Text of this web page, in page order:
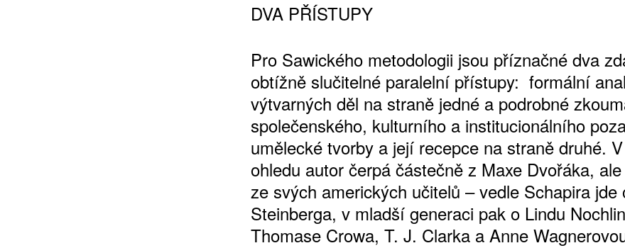
DVA PŘÍSTUPY
Pro Sawického metodologii jsou příznačné dva
obtížně slučitelné paralelní přístupy: formální
výtvarných děl na straně jedné a podrobné
společenského, kulturního a institucionálního
umělecké tvorby a její recepce na straně druhé.
ohledu autor čerpá částečně z Maxe Dvořáka,
ze svých amerických učitelů – vedle Schapira jde
Steinberga, v mladší generaci pak o Lindu
Thomase Crowa, T. J. Clarka a Anne
ROČNÍ PŘEDPLATNÉ